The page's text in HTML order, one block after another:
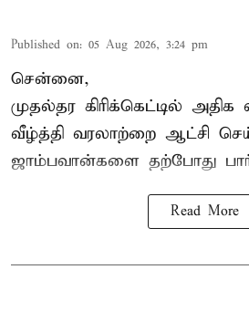
Published on: 05 Aug 2026, 3:24 pm
சென்னை,
முதல்தர கிரிக்கெட்டில் அதிக
வீழ்த்தி வரலாற்றை ஆட்சி
ஜாம்பவான்களை தற்போது
Read More